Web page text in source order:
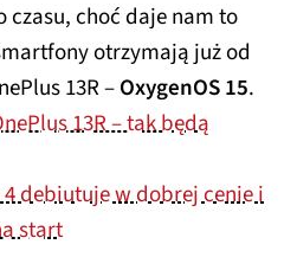
czasu, choć daje nam to
otrzymają już od
13R –OxygenOS 15.
13R – tak będą
debiutuje w dobrej cenie i
start